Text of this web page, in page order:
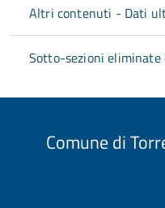
Altri contenuti - Dati
Sotto-sezioni eliminate
Comune di